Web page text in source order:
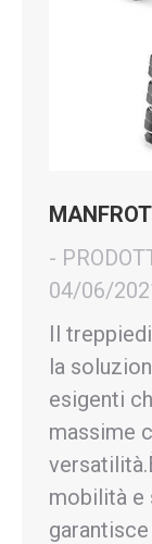
-
04/06/
Il
la
esigenti
massime
mobilità e